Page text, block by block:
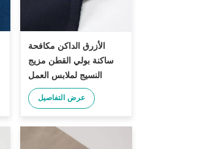
الأزرق الداكن مكافحة
ساكنة بولي القطن مزيج
النسيج لملابس العمل
عرض التفاصيل